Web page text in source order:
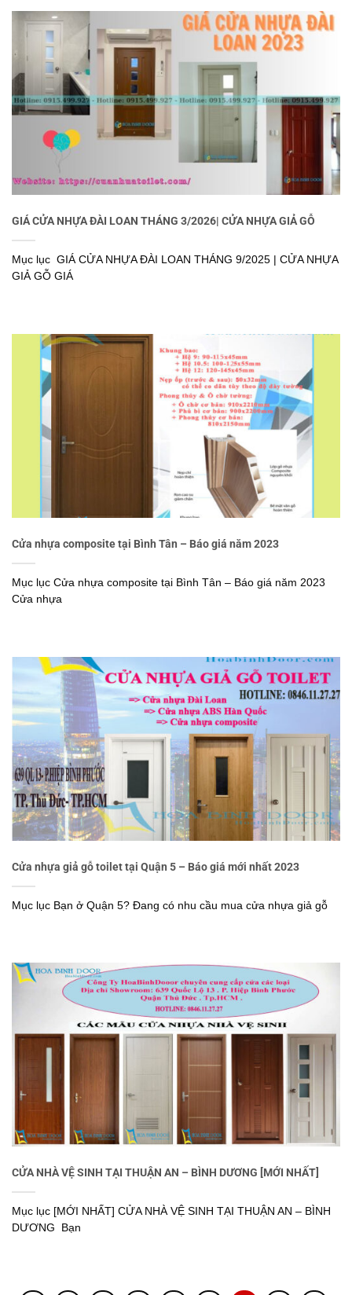
GIÁ CỬA NHỰA ĐÀI LOAN THÁNG 3/2026| CỬA NHỰA GIẢ GỖ
Mục lục GIÁ CỬA NHỰA ĐÀI LOAN THÁNG 9/2025 | CỬA NHỰA
GIẢ GỖ GIÁ
Cửa nhựa composite tại Bình Tân – Báo giá năm 2023
Mục lục Cửa nhựa composite tại Bình Tân – Báo giá năm 2023
Cửa nhựa
Cửa nhựa giả gỗ toilet tại Quận 5 – Báo giá mới nhất 2023
Mục lục Bạn ở Quận 5? Đang có nhu cầu mua cửa nhựa giả gỗ
CỬA NHÀ VỆ SINH TẠI THUẬN AN – BÌNH DƯƠNG [MỚI NHẤT]
Mục lục [MỚI NHẤT] CỬA NHÀ VỆ SINH TẠI THUẬN AN – BÌNH
DƯƠNG Bạn